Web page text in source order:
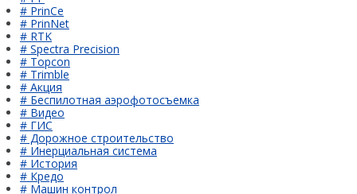
# PrinCe
# PrinNet
# RTK
# Spectra Precision
# Topcon
# Trimble
# Акция
# Беспилотная аэрофотосъемка
# Видео
# ГИС
# Дорожное строительство
# Инерциальная система
# История
# Кредо
# Машин контрол